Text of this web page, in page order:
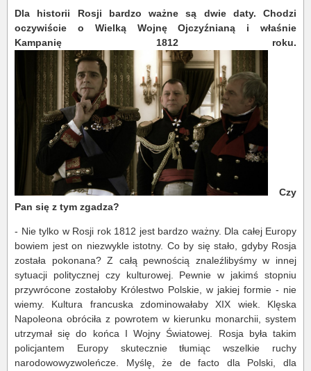
Dla historii Rosji bardzo ważne są dwie daty. Chodzi
oczywiście o Wielką Wojnę Ojczyźnianą i właśnie
Kampanię 1812 roku.
Czy
Pan się z tym zgadza?
- Nie tylko w Rosji rok 1812 jest bardzo ważny. Dla całej Europy
bowiem jest on niezwykle istotny. Co by się stało, gdyby Rosja
została pokonana? Z całą pewnością znaleźlibyśmy w innej
sytuacji politycznej czy kulturowej. Pewnie w jakimś stopniu
przywrócone zostałoby Królestwo Polskie, w jakiej formie - nie
wiemy. Kultura francuska zdominowałaby XIX wiek. Klęska
Napoleona obróciła z powrotem w kierunku monarchii, system
utrzymał się do końca I Wojny Światowej. Rosja była takim
policjantem Europy skutecznie tłumiąc wszelkie ruchy
narodowowyzwoleńcze. Myślę, że de facto dla Polski, dla